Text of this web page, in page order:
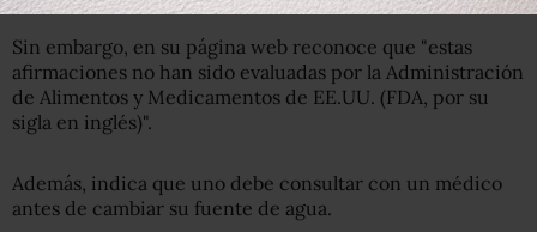
Sin embargo, en su página web reconoce que "estas
afirmaciones no han sido evaluadas por la Administración
de Alimentos y Medicamentos de EE.UU. (FDA, por su
sigla en inglés)".
Además, indica que uno debe consultar con un médico
antes de cambiar su fuente de agua.